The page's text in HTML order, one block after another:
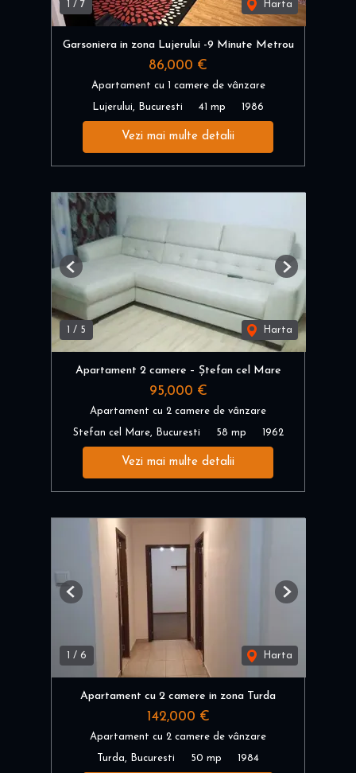
/ 7 Harta
Garsoniera in zona Lujerului -9 Minute Metrou
86,000 €
Apartament cu 1 camere de vânzare
Lujerului, Bucuresti 41 mp 1986
Vezi mai multe detalii
1 / 5 Harta
Previous Next
Apartament 2 camere – Ștefan cel Mare
95,000 €
Apartament cu 2 camere de vânzare
Stefan cel Mare, Bucuresti 58 mp 1962
Vezi mai multe detalii
1 / 6 Harta
Previous Next
Apartament cu 2 camere in zona Turda
142,000 €
Apartament cu 2 camere de vânzare
Turda, Bucuresti 50 mp 1984